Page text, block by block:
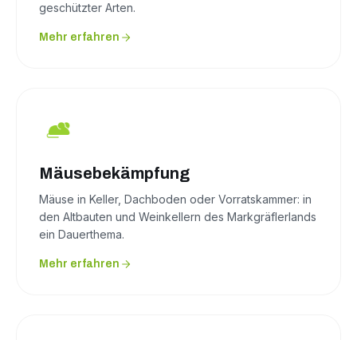
geschützter Arten.
Mehr erfahren
Mäusebekämpfung
Mäuse in Keller, Dachboden oder Vorratskammer: in
den Altbauten und Weinkellern des Markgräflerlands
ein Dauerthema.
Mehr erfahren